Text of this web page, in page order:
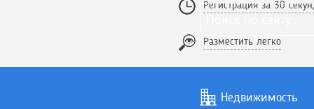
Регистрация за 30
Разместить легко
Недвижимость